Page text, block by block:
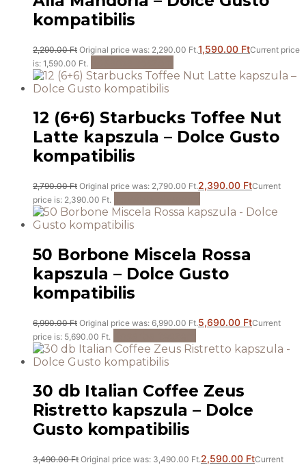
kompatibilis
2,290.00Ft Original price was: 2,290.00 Ft.1,590.00 FtCurrent price
is: 1,590.00 Ft.
12 (6+6) Starbucks Toffee Nut
Latte kapszula – Dolce Gusto
kompatibilis
2,790.00Ft Original price was: 2,790.00 Ft.2,390.00 FtCurrent
price is: 2,390.00 Ft.
50 Borbone Miscela Rossa
kapszula – Dolce Gusto
kompatibilis
6,990.00Ft Original price was: 6,990.00 Ft.5,690.00 FtCurrent
price is: 5,690.00 Ft.
30 db Italian Coffee Zeus
Ristretto kapszula – Dolce
Gusto kompatibilis
3,490.00Ft Original price was: 3,490.00 Ft.2,590.00 FtCurrent